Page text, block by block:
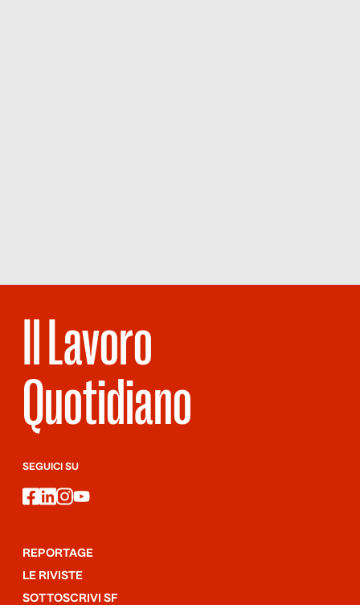
Il Lavoro
Quotidiano
SEGUICI SU
facebook
linkedin
instagram
youtube
REPORTAGE
LE RIVISTE
SOTTOSCRIVI SF